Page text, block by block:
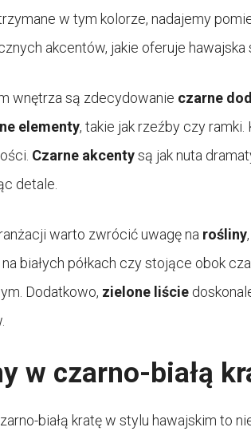
w tym kolorze, nadajemy
akcentów, jakie oferuje hawajska
wnętrza są zdecydowanie czarne
elementy, takie jak rzeźby czy
Czarne akcentysą jak nuta
detale.
warto zwrócić uwagę na rośliny
białych półkach czy stojące obok
Dodatkowo, zielone liście
w czarno-białą
białą kratę w stylu hawajskim to